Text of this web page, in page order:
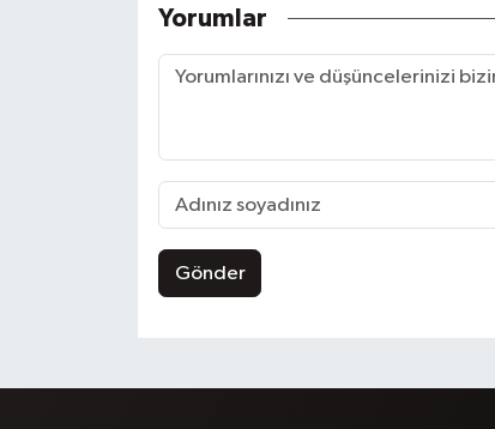
Yorumlar
Gönder